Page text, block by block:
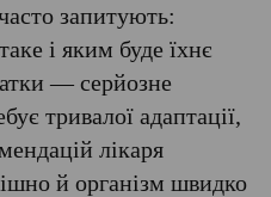
запитують:
і яким буде їхнє
— серйозне
тривалої адаптації,
лікаря
й організм швидко